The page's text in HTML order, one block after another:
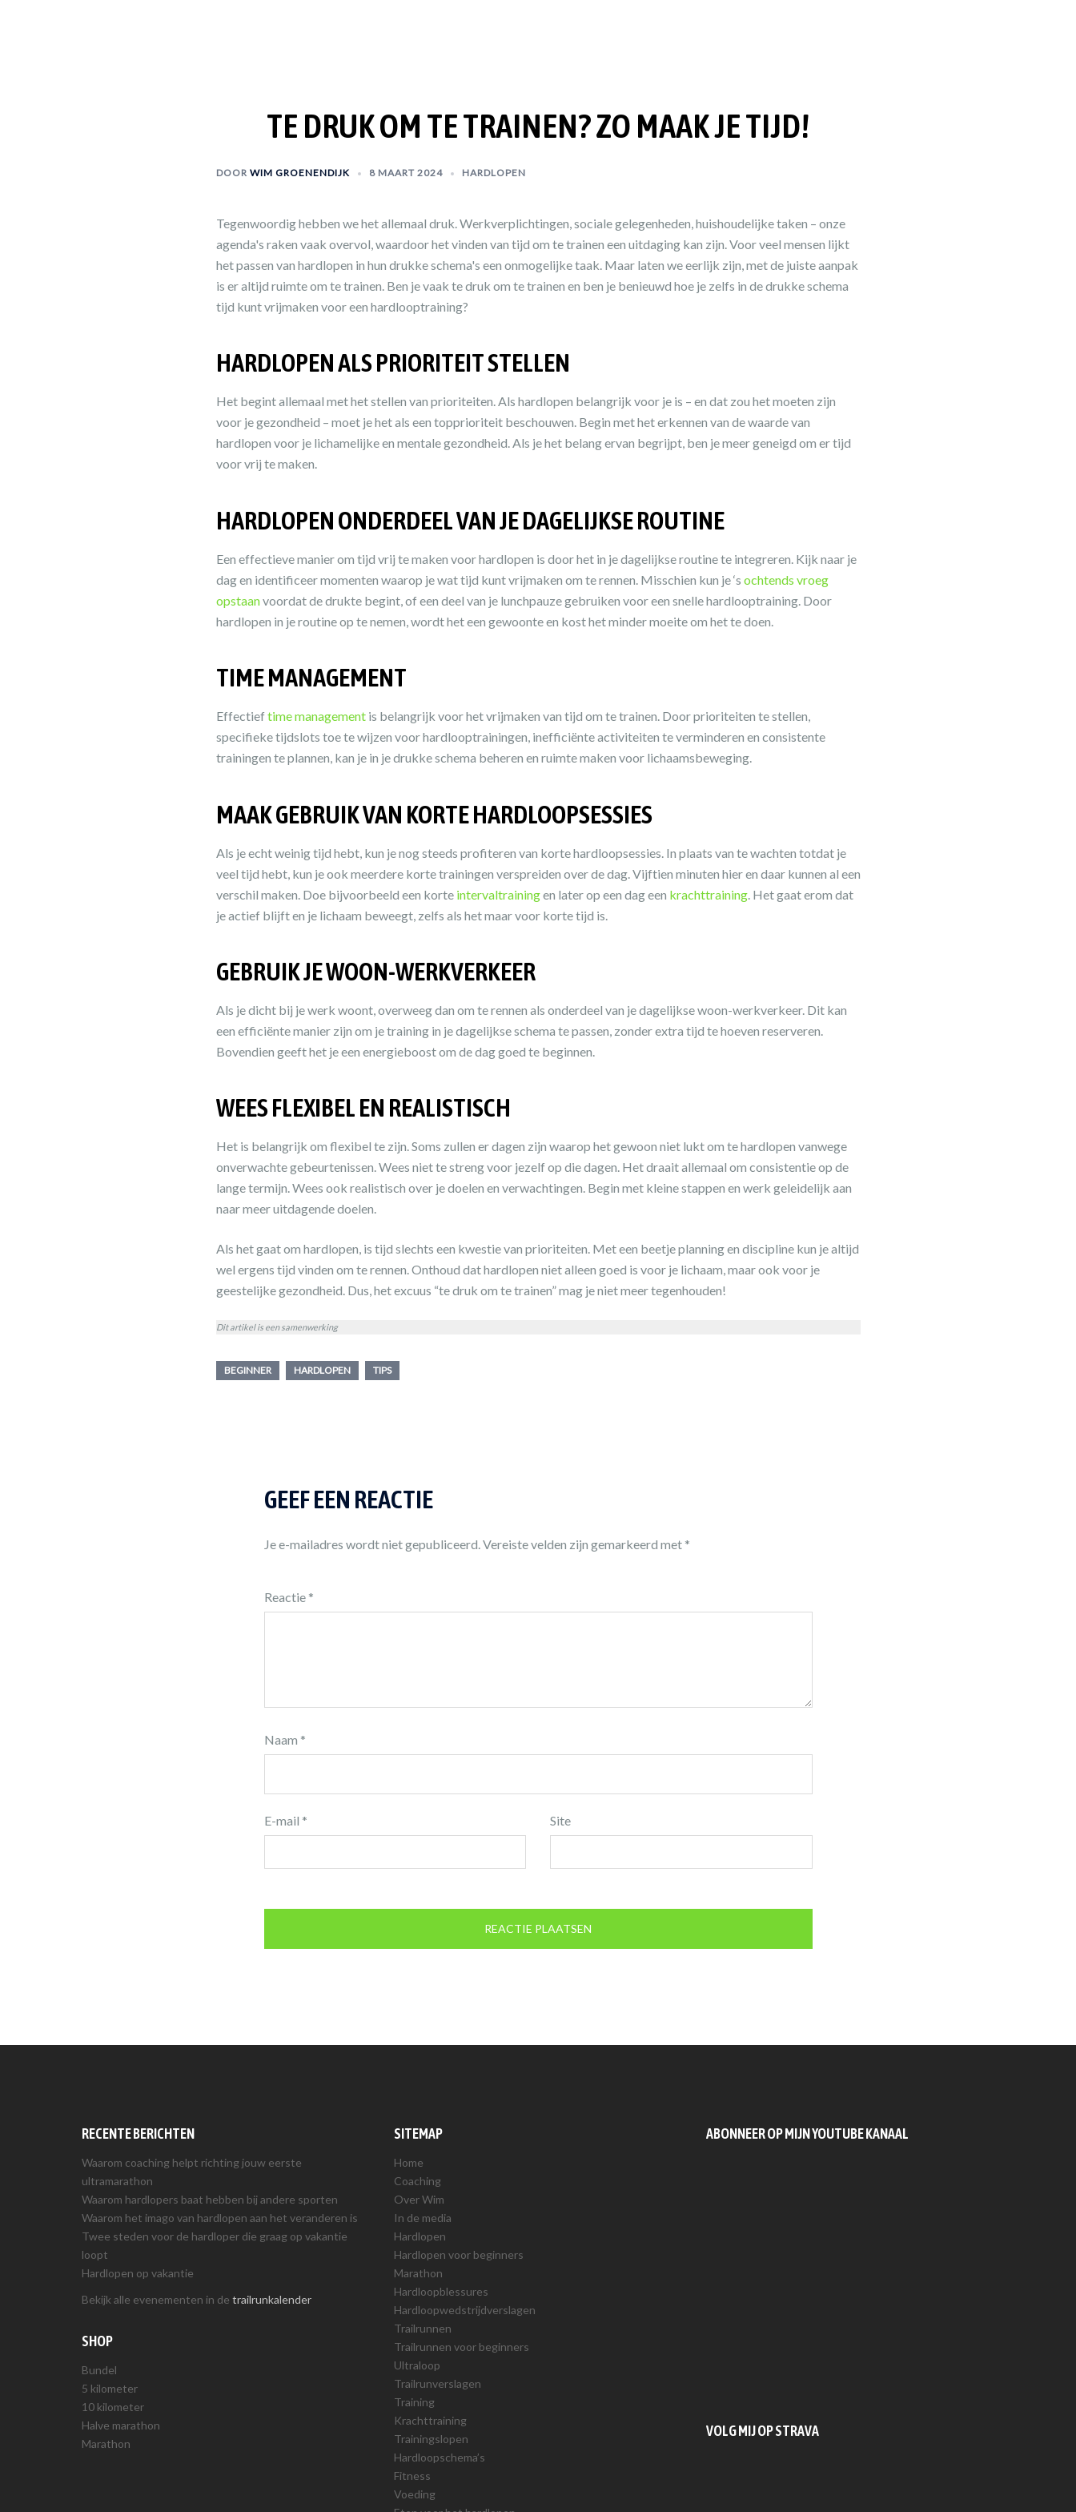
TE DRUK OM TE TRAINEN? ZO MAAK JE TIJD!
DOOR WIM GROENENDIJK 8 MAART 2024 HARDLOPEN
Tegenwoordig hebben we het allemaal druk. Werkverplichtingen, sociale gelegenheden, huishoudelijke taken – onze
agenda's raken vaak overvol, waardoor het vinden van tijd om te trainen een uitdaging kan zijn. Voor veel mensen lijkt
het passen van hardlopen in hun drukke schema's een onmogelijke taak. Maar laten we eerlijk zijn, met de juiste aanpak
is er altijd ruimte om te trainen. Ben je vaak te druk om te trainen en ben je benieuwd hoe je zelfs in de drukke schema
tijd kunt vrijmaken voor een hardlooptraining?
HARDLOPEN ALS PRIORITEIT STELLEN
Het begint allemaal met het stellen van prioriteiten. Als hardlopen belangrijk voor je is – en dat zou het moeten zijn
voor je gezondheid – moet je het als een topprioriteit beschouwen. Begin met het erkennen van de waarde van
hardlopen voor je lichamelijke en mentale gezondheid. Als je het belang ervan begrijpt, ben je meer geneigd om er tijd
voor vrij te maken.
HARDLOPEN ONDERDEEL VAN JE DAGELIJKSE ROUTINE
Een effectieve manier om tijd vrij te maken voor hardlopen is door het in je dagelijkse routine te integreren. Kijk naar je
dag en identificeer momenten waarop je wat tijd kunt vrijmaken om te rennen. Misschien kun je ‘s ochtends vroeg
opstaanvoordat de drukte begint, of een deel van je lunchpauze gebruiken voor een snelle hardlooptraining. Door
hardlopen in je routine op te nemen, wordt het een gewoonte en kost het minder moeite om het te doen.
TIME MANAGEMENT
Effectief time managementis belangrijk voor het vrijmaken van tijd om te trainen. Door prioriteiten te stellen,
specifieke tijdslots toe te wijzen voor hardlooptrainingen, inefficiënte activiteiten te verminderen en consistente
trainingen te plannen, kan je in je drukke schema beheren en ruimte maken voor lichaamsbeweging.
MAAK GEBRUIK VAN KORTE HARDLOOPSESSIES
Als je echt weinig tijd hebt, kun je nog steeds profiteren van korte hardloopsessies. In plaats van te wachten totdat je
veel tijd hebt, kun je ook meerdere korte trainingen verspreiden over de dag. Vijftien minuten hier en daar kunnen al een
verschil maken. Doe bijvoorbeeld een korte intervaltrainingen later op een dag een krachttraining. Het gaat erom dat
je actief blijft en je lichaam beweegt, zelfs als het maar voor korte tijd is.
GEBRUIK JE WOON-WERKVERKEER
Als je dicht bij je werk woont, overweeg dan om te rennen als onderdeel van je dagelijkse woon-werkverkeer. Dit kan
een efficiënte manier zijn om je training in je dagelijkse schema te passen, zonder extra tijd te hoeven reserveren.
Bovendien geeft het je een energieboost om de dag goed te beginnen.
WEES FLEXIBEL EN REALISTISCH
Het is belangrijk om flexibel te zijn. Soms zullen er dagen zijn waarop het gewoon niet lukt om te hardlopen vanwege
onverwachte gebeurtenissen. Wees niet te streng voor jezelf op die dagen. Het draait allemaal om consistentie op de
lange termijn. Wees ook realistisch over je doelen en verwachtingen. Begin met kleine stappen en werk geleidelijk aan
naar meer uitdagende doelen.
Als het gaat om hardlopen, is tijd slechts een kwestie van prioriteiten. Met een beetje planning en discipline kun je altijd
wel ergens tijd vinden om te rennen. Onthoud dat hardlopen niet alleen goed is voor je lichaam, maar ook voor je
geestelijke gezondheid. Dus, het excuus “te druk om te trainen” mag je niet meer tegenhouden!
Dit artikel is een samenwerking
BEGINNER HARDLOPEN TIPS
GEEF EEN REACTIE
Je e-mailadres wordt niet gepubliceerd.Vereiste velden zijn gemarkeerd met *
Reactie *
Naam *
E-mail * Site
RECENTE BERICHTEN
Waarom coaching helpt richting jouw eerste
ultramarathon
Waarom hardlopers baat hebben bij andere sporten
Waarom het imago van hardlopen aan het veranderen is
Twee steden voor de hardloper die graag op vakantie
loopt
Hardlopen op vakantie
Bekijk alle evenementen in de trailrunkalender
SHOP
Bundel
5 kilometer
10 kilometer
Halve marathon
Marathon
SITEMAP
Home
Coaching
Over Wim
In de media
Hardlopen
Hardlopen voor beginners
Marathon
Hardloopblessures
Hardloopwedstrijdverslagen
Trailrunnen
Trailrunnen voor beginners
Ultraloop
Trailrunverslagen
Training
Krachttraining
Trainingslopen
Hardloopschema’s
Fitness
Voeding
ABONNEER OP MIJN YOUTUBE KANAAL
VOLG MIJ OP STRAVA